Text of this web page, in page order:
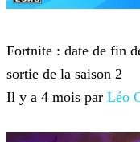
Fortnite : date de fin
sortie de la saison 2
Il y a 4 mois par Léo